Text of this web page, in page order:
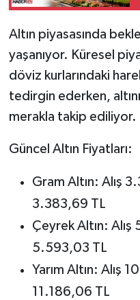
Altın piyasasında
yaşanıyor. Küresel
döviz kurlarındaki
tedirgin ederken,
merakla takip ediliyor.
Güncel Altın Fiyatları:
Gram Altın: Alış
3.383,69 TL
Çeyrek Altın: Alış
5.593,03 TL
Yarım Altın: Alış
11.186,06 TL
SAĞLIK
Tarihi Yapılarımız
Teknoloji
Türkiye
Yerel
İletişim
Künye